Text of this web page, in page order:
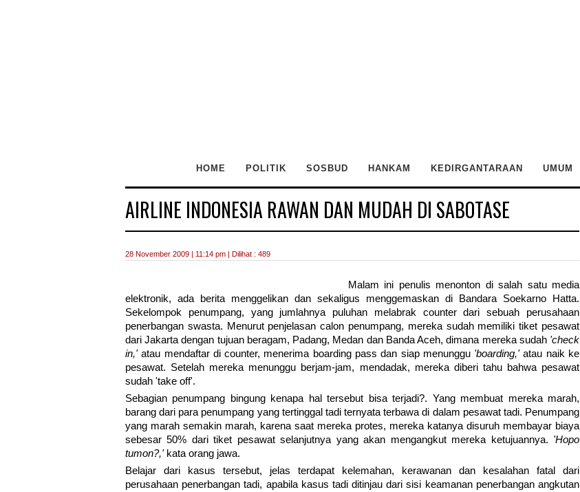
HOME POLITIK SOSBUD HANKAM KEDIRGANTARAAN UMUM
AIRLINE INDONESIA RAWAN DAN MUDAH DI SABOTASE
28 November 2009 | 11:14 pm | Dilihat : 489
Malam ini penulis menonton di salah satu media
elektronik, ada berita menggelikan dan sekaligus menggemaskan di Bandara Soekarno Hatta.
Sekelompok penumpang, yang jumlahnya puluhan melabrak counter dari sebuah perusahaan
penerbangan swasta. Menurut penjelasan calon penumpang, mereka sudah memiliki tiket pesawat
dari Jakarta dengan tujuan beragam, Padang, Medan dan Banda Aceh, dimana mereka sudah 'check
in,'atau mendaftar di counter, menerima boarding pass dan siap menunggu 'boarding,'atau naik ke
pesawat. Setelah mereka menunggu berjam-jam, mendadak, mereka diberi tahu bahwa pesawat
sudah 'take off'.
Sebagian penumpang bingung kenapa hal tersebut bisa terjadi?. Yang membuat mereka marah,
barang dari para penumpang yang tertinggal tadi ternyata terbawa di dalam pesawat tadi. Penumpang
yang marah semakin marah, karena saat mereka protes, mereka katanya disuruh membayar biaya
sebesar 50% dari tiket pesawat selanjutnya yang akan mengangkut mereka ketujuannya. 'Hopo
tumon?,'kata orang jawa.
Belajar dari kasus tersebut, jelas terdapat kelemahan, kerawanan dan kesalahan fatal dari
perusahaan penerbangan tadi, apabila kasus tadi ditinjau dari sisi keamanan penerbangan angkutan